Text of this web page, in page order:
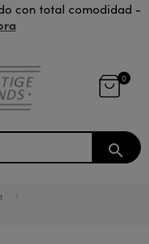
con total comodidad -
0
search